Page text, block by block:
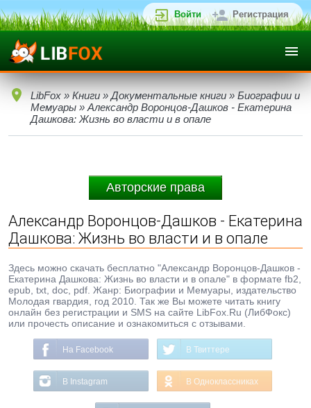
Войти Регистрация
LibFox » Книги » Документальные книги » Биографии и
Мемуары » Александр Воронцов-Дашков - Екатерина
Дашкова: Жизнь во власти и в опале
Авторские права
Александр Воронцов-Дашков - Екатерина
Дашкова: Жизнь во власти и в опале
Здесь можно скачать бесплатно "Александр Воронцов-Дашков -
Екатерина Дашкова: Жизнь во власти и в опале" в формате fb2,
epub, txt, doc, pdf. Жанр: Биографии и Мемуары, издательство
Молодая гвардия, год 2010. Так же Вы можете читать книгу
онлайн без регистрации и SMS на сайте LibFox.Ru (ЛибФокс)
или прочесть описание и ознакомиться с отзывами.
На Facebook В Твиттере
В Instagram В Одноклассниках